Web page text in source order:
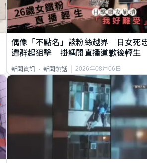
偶像「不點名」談粉絲越界 日女死
遭群起狙擊 掛繩開直播道歉後輕生
新聞資訊 新聞熱話 2026年08月06日